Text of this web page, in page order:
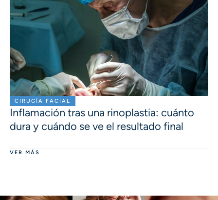
CIRUGÍA FACIAL
Inflamación tras una rinoplastia: cuánto
dura y cuándo se ve el resultado final
VER MÁS